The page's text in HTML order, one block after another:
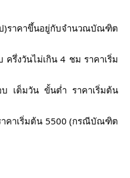
าขึ้นอยู่กับจำนวณบัณฑิต
รึ่งวันไม่เกิน 4 ชม ราคาเริ่ม
เต็มวัน ขั้นต่ำ ราคาเริ่มต้น
คาเริ่มต้น 5500 (กรณีบัณฑิต